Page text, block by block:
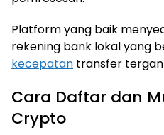
Platform yang baik
rekening bank lokal yang
kecepatan transfer
Cara Daftar dan
Crypto